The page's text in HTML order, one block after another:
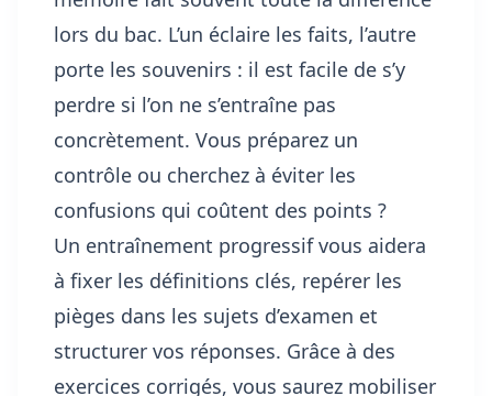
lors du bac. L’un éclaire les faits, l’autre
porte les souvenirs : il est facile de s’y
perdre si l’on ne s’entraîne pas
concrètement. Vous préparez un
contrôle ou cherchez à éviter les
confusions qui coûtent des points ?
Un entraînement progressif vous aidera
à fixer les définitions clés, repérer les
pièges dans les sujets d’examen et
structurer vos réponses. Grâce à des
exercices corrigés, vous saurez mobiliser